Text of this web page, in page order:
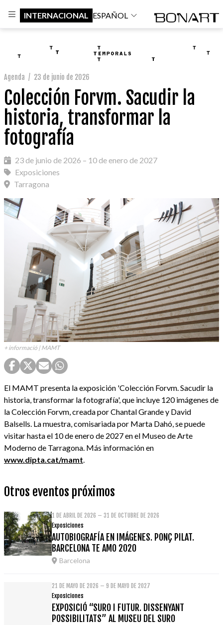
INTERNACIONAL ESPAÑOL
Agenda / 23 de junio de 2026
Colección Forvm. Sacudir la
historia, transformar la
fotografía
23 de junio de 2026 – 10 de enero de 2027
Exposiciones
Tarragona
+ informació | MAMT
El MAMT presenta la exposición 'Colección Forvm. Sacudir la
historia, transformar la fotografía', que incluye 120 imágenes de
la Colección Forvm, creada por Chantal Grande y David
Balsells. La muestra, comisariada por Marta Dahó, se puede
visitar hasta el 10 de enero de 2027 en el Museo de Arte
Moderno de Tarragona. Más información en
www.dipta.cat/mamt
Otros eventos próximos
1 DE ABRIL DE 2026 – 31 DE OCTUBRE DE 2026
Exposiciones
AUTOBIOGRAFÍA EN IMÁGENES. PONÇ PILAT.
BARCELONA TE AMO 2020
Barcelona
21 DE MAYO DE 2026 – 9 DE MAYO DE 2027
Exposiciones
EXPOSICIÓ “SURO I FUTUR. DISSENYANT
POSSIBILITATS” AL MUSEU DEL SURO